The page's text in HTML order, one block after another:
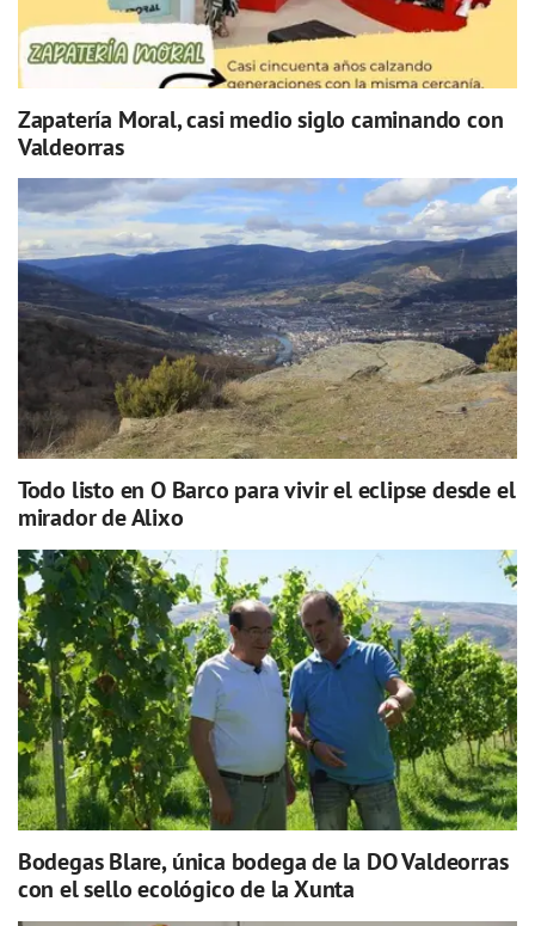
Zapatería Moral, casi medio siglo caminando con
Valdeorras
Todo listo en O Barco para vivir el eclipse desde el
mirador de Alixo
Bodegas Blare, única bodega de la DO Valdeorras
con el sello ecológico de la Xunta